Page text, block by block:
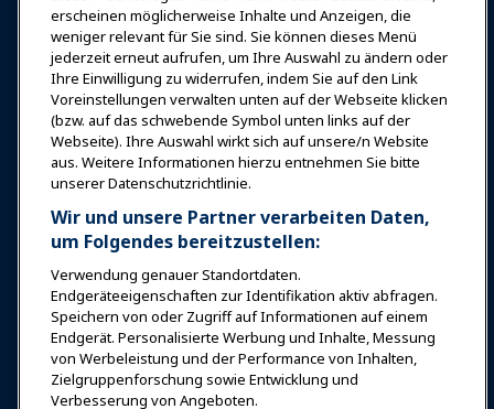
Bildung
Sicherheit & Schutz
Plädoyer
Forschung & Berichte
Über IAAPA
Partner
erscheinen möglicherweise Inhalte und Anzeigen, die
weniger relevant für Sie sind. Sie können dieses Menü
jederzeit erneut aufrufen, um Ihre Auswahl zu ändern oder
Ihre Einwilligung zu widerrufen, indem Sie auf den Link
Voreinstellungen verwalten unten auf der Webseite klicken
(bzw. auf das schwebende Symbol unten links auf der
Webseite). Ihre Auswahl wirkt sich auf unsere/n Website
aus. Weitere Informationen hierzu entnehmen Sie bitte
unserer Datenschutzrichtlinie.
Wir und unsere Partner verarbeiten Daten,
um Folgendes bereitzustellen:
Verwendung genauer Standortdaten.
Endgeräteeigenschaften zur Identifikation aktiv abfragen.
Speichern von oder Zugriff auf Informationen auf einem
Endgerät. Personalisierte Werbung und Inhalte, Messung
von Werbeleistung und der Performance von Inhalten,
Zielgruppenforschung sowie Entwicklung und
Verbesserung von Angeboten.